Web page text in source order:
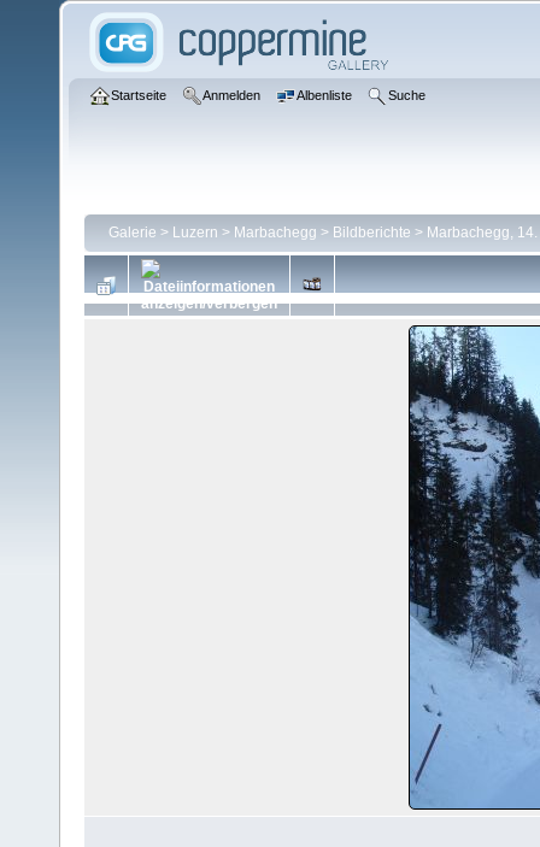
Startseite Anmelden Albenliste Suche
Galerie > Luzern > Marbachegg > Bildberichte > Marbachegg,